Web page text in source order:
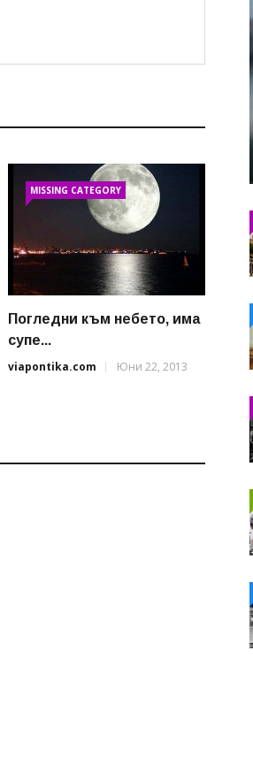
MISSING CATEGORY
Погледни към небето, има
супе...
viapontika.com
Юни 22, 2013